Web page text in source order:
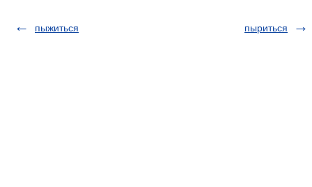
пыжиться пыриться